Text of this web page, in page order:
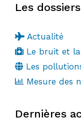
Les
Actualité
Le bruit et
Les
Mesure des
Dernières